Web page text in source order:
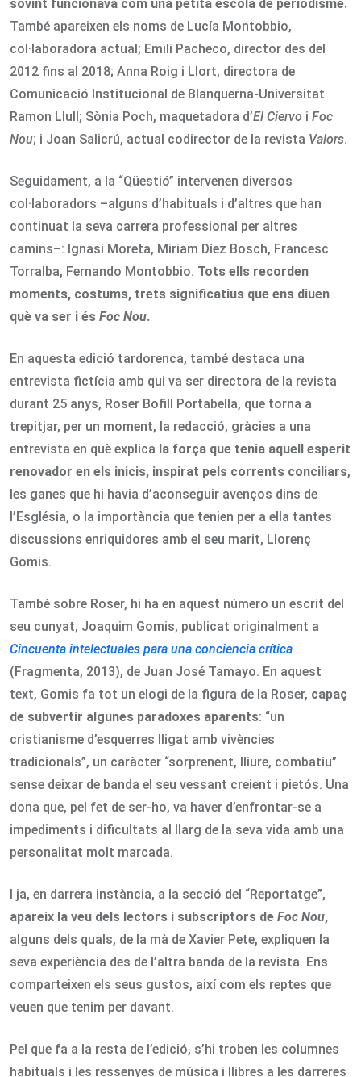
sovint funcionava com una petita escola de periodisme.
També apareixen els noms de Lucía Montobbio,
col·laboradora actual; Emili Pacheco, director des del
2012 fins al 2018; Anna Roig i Llort, directora de
Comunicació Institucional de Blanquerna-Universitat
Ramon Llull; Sònia Poch, maquetadora d’El Ciervo i Foc
Nou; i Joan Salicrú, actual codirector de la revista Valors.
Seguidament, a la “Qüestió” intervenen diversos
col·laboradors –alguns d’habituals i d’altres que han
continuat la seva carrera professional per altres
camins–: Ignasi Moreta, Miriam Díez Bosch, Francesc
Torralba, Fernando Montobbio. Tots ells recorden
moments, costums, trets significatius que ens diuen
què va ser i és Foc Nou.
En aquesta edició tardorenca, també destaca una
entrevista fictícia amb qui va ser directora de la revista
durant 25 anys, Roser Bofill Portabella, que torna a
trepitjar, per un moment, la redacció, gràcies a una
entrevista en què explica la força que tenia aquell esperit
renovador en els inicis, inspirat pels corrents conciliars,
les ganes que hi havia d’aconseguir avenços dins de
l’Església, o la importància que tenien per a ella tantes
discussions enriquidores amb el seu marit, Llorenç
Gomis.
També sobre Roser, hi ha en aquest número un escrit del
seu cunyat, Joaquim Gomis, publicat originalment a
Cincuenta intelectuales para una conciencia crítica
(Fragmenta, 2013), de Juan José Tamayo. En aquest
text, Gomis fa tot un elogi de la figura de la Roser, capaç
de subvertir algunes paradoxes aparents: “un
cristianisme d’esquerres lligat amb vivències
tradicionals”, un caràcter “sorprenent, lliure, combatiu”
sense deixar de banda el seu vessant creient i pietós. Una
dona que, pel fet de ser-ho, va haver d’enfrontar-se a
impediments i dificultats al llarg de la seva vida amb una
personalitat molt marcada.
I ja, en darrera instància, a la secció del “Reportatge”,
apareix la veu dels lectors i subscriptors de Foc Nou,
alguns dels quals, de la mà de Xavier Pete, expliquen la
seva experiència des de l’altra banda de la revista. Ens
comparteixen els seus gustos, així com els reptes que
veuen que tenim per davant.
Pel que fa a la resta de l’edició, s’hi troben les columnes
habituals i les ressenyes de música i llibres a les darreres